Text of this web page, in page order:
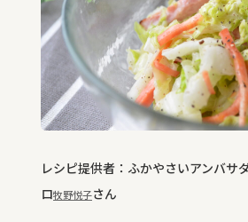
レシピ提供者：ふかやさいアンバサ
ロ牧野悦子さん